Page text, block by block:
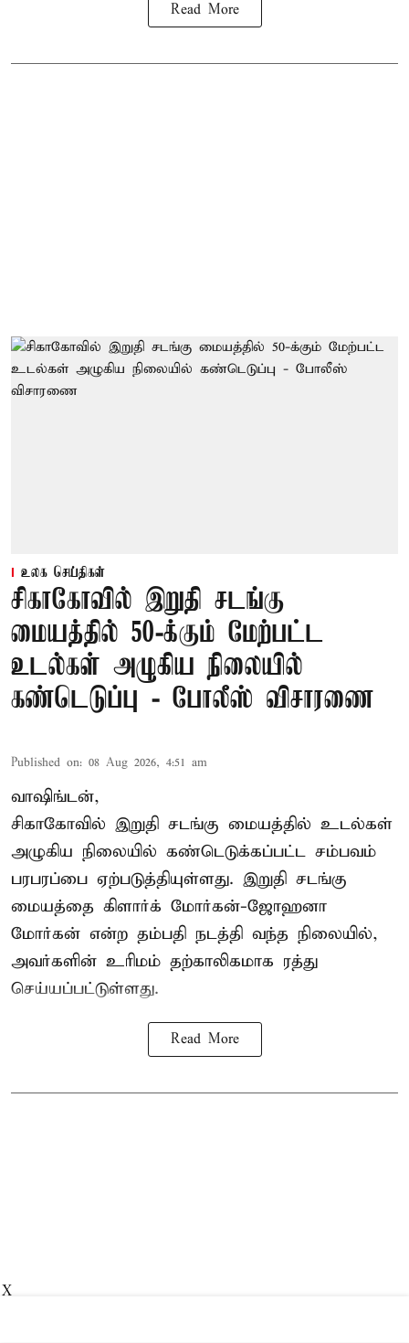
Read More
உலக செய்திகள்
சிகாகோவில் இறுதி சடங்கு
மையத்தில் 50-க்கும் மேற்பட்ட
உடல்கள் அழுகிய நிலையில்
கண்டெடுப்பு - போலீஸ் விசாரணை
Published on: 08 Aug 2026, 4:51 am
வாஷிங்டன்,
சிகாகோவில் இறுதி சடங்கு மையத்தில் உடல்கள்
அழுகிய நிலையில் கண்டெடுக்கப்பட்ட சம்பவம்
பரபரப்பை ஏற்படுத்தியுள்ளது. இறுதி சடங்கு
மையத்தை கிளார்க் மோர்கன்-ஜோஹனா
மோர்கன் என்ற தம்பதி நடத்தி வந்த நிலையில்,
அவர்களின் உரிமம் தற்காலிகமாக ரத்து
செய்யப்பட்டுள்ளது.
Read More
X